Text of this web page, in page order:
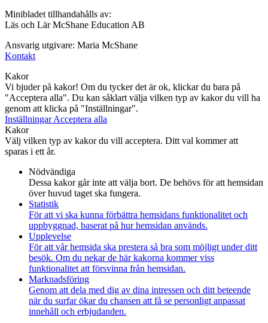
Minibladet tillhandahålls av:
Läs och Lär McShane Education AB
Ansvarig utgivare: Maria McShane
Kontakt
Kakor
Vi bjuder på kakor! Om du tycker det är ok, klickar du bara på
"Acceptera alla". Du kan såklart välja vilken typ av kakor du vill ha
genom att klicka på "Inställningar".
InställningarAcceptera alla
Kakor
Välj vilken typ av kakor du vill acceptera. Ditt val kommer att
sparas i ett år.
Nödvändiga
Dessa kakor går inte att välja bort. De behövs för att hemsidan
över huvud taget ska fungera.
Statistik
För att vi ska kunna förbättra hemsidans funktionalitet och
uppbyggnad, baserat på hur hemsidan används.
Upplevelse
För att vår hemsida ska prestera så bra som möjligt under ditt
besök. Om du nekar de här kakorna kommer viss
funktionalitet att försvinna från hemsidan.
Marknadsföring
Genom att dela med dig av dina intressen och ditt beteende
när du surfar ökar du chansen att få se personligt anpassat
innehåll och erbjudanden.